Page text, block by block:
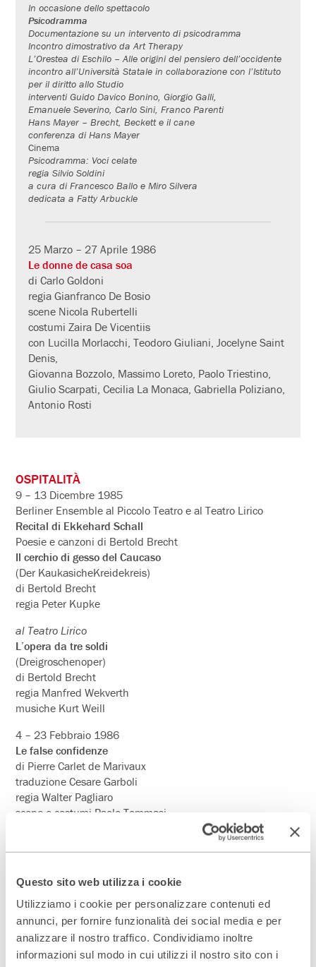
Questo sito web utilizza i cookie
Utilizziamo i cookie per personalizzare contenuti ed
annunci, per fornire funzionalità dei social media e per
analizzare il nostro traffico. Condividiamo inoltre
informazioni sul modo in cui utilizzi il nostro sito con i
In occasione dello spettacolo
Psicodramma
Documentazione su un intervento di psicodramma
Incontro dimostrativo da Art Therapy
L’Orestea di Eschilo – Alle origini del pensiero dell’occidente
incontro all’Università Statale in collaborazione con l’Istituto
per il diritto allo Studio
interventi Guido Davico Bonino, Giorgio Galli,
Emanuele Severino, Carlo Sini, Franco Parenti
Hans Mayer – Brecht, Beckett e il cane
conferenza di Hans Mayer
Cinema
Psicodramma: Voci celate
regia Silvio Soldini
a cura di Francesco Ballo e Miro Silvera
dedicata a Fatty Arbuckle
25 Marzo – 27 Aprile 1986
Le donne de casa soa
di Carlo Goldoni
regia Gianfranco De Bosio
scene Nicola Rubertelli
costumi Zaira De Vicentiis
con Lucilla Morlacchi, Teodoro Giuliani, Jocelyne Saint
Denis,
Giovanna Bozzolo, Massimo Loreto, Paolo Triestino,
Giulio Scarpati, Cecilia La Monaca, Gabriella Poliziano,
Antonio Rosti
OSPITALITÀ
9 – 13 Dicembre 1985
Berliner Ensemble al Piccolo Teatro e al Teatro Lirico
Recital di Ekkehard Schall
Poesie e canzoni di Bertold Brecht
Il cerchio di gesso del Caucaso
(Der KaukasicheKreidekreis)
di Bertold Brecht
regia Peter Kupke
al Teatro Lirico
L’opera da tre soldi
(Dreigroschenoper)
di Bertold Brecht
regia Manfred Wekverth
musiche Kurt Weill
4 – 23 Febbraio 1986
Le false confidenze
di Pierre Carlet de Marivaux
traduzione Cesare Garboli
regia Walter Pagliaro
scene e costumi Paolo Tommasi
con Anna Maria Guarnieri, Massimo Popolizio, Franco
11 – 23 Marzo 1986
Baal
di Bertold Brecht
traduzione Roberto Fertoniano
regia Roberto Guicciardini